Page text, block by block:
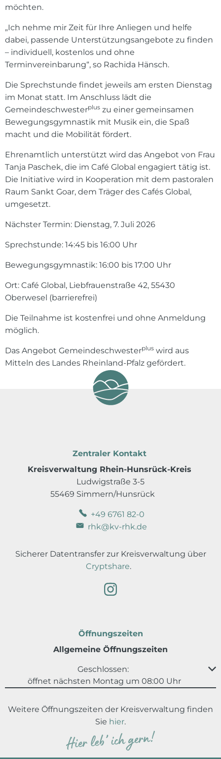
möchten.
„Ich nehme mir Zeit für Ihre Anliegen und helfe
dabei, passende Unterstützungsangebote zu finden
– individuell, kostenlos und ohne
Terminvereinbarung“, so Rachida Hänsch.
Die Sprechstunde findet jeweils am ersten Dienstag
im Monat statt. Im Anschluss lädt die
Gemeindeschwesterplus zu einer gemeinsamen
Bewegungsgymnastik mit Musik ein, die Spaß
macht und die Mobilität fördert.
Ehrenamtlich unterstützt wird das Angebot von Frau
Tanja Paschek, die im Café Global engagiert tätig ist.
Die Initiative wird in Kooperation mit dem pastoralen
Raum Sankt Goar, dem Träger des Cafés Global,
umgesetzt.
Nächster Termin: Dienstag, 7. Juli 2026
Sprechstunde: 14:45 bis 16:00 Uhr
Bewegungsgymnastik: 16:00 bis 17:00 Uhr
Ort: Café Global, Liebfrauenstraße 42, 55430
Oberwesel (barrierefrei)
Die Teilnahme ist kostenfrei und ohne Anmeldung
möglich.
Das Angebot Gemeindeschwesterplus wird aus
Mitteln des Landes Rheinland-Pfalz gefördert.
Zentraler Kontakt
Kreisverwaltung Rhein-Hunsrück-Kreis
Ludwigstraße 3-5
55469 Simmern/Hunsrück
+49 6761 82-0
rhk@kv-rhk.de
Sicherer Datentransfer zur Kreisverwaltung über
Cryptshare.
Öffnungszeiten
Allgemeine Öffnungszeiten
Klicken, um weitere Öffnungs- oder Schließzeiten
Geschlossen:
öffnet nächsten Montag um 08:00 Uhr
Weitere Öffnungszeiten der Kreisverwaltung finden
Sie hier.